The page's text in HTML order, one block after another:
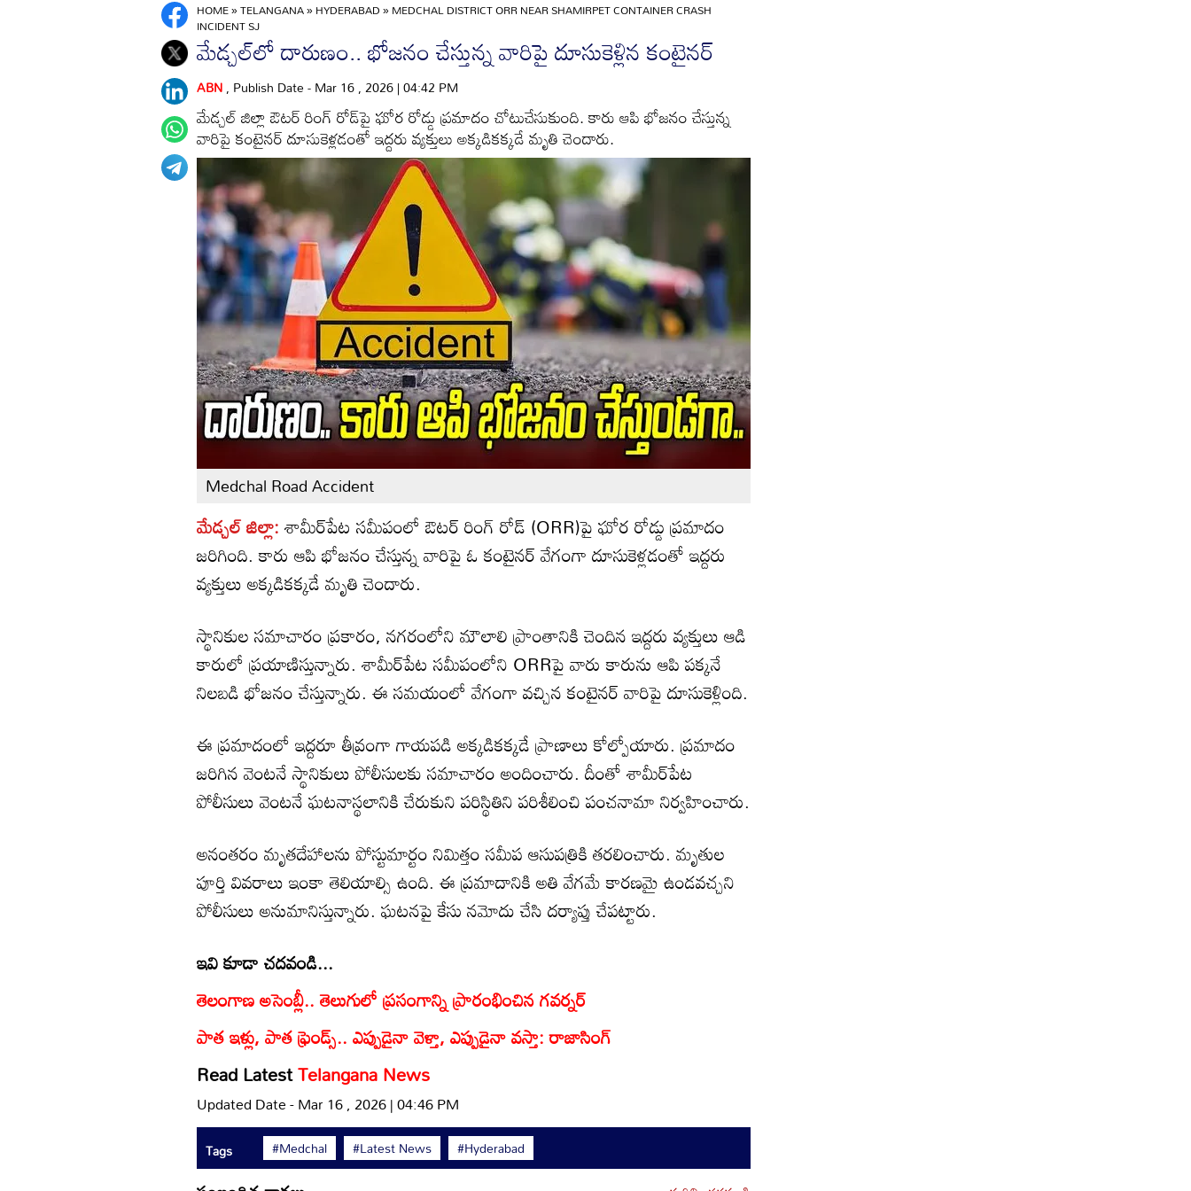
HOME»TELANGANA»HYDERABAD»MEDCHAL DISTRICT ORR NEAR SHAMIRPET CONTAINER CRASH
INCIDENT SJ
మేడ్చల్‌లో దారుణం.. భోజనం చేస్తున్న వారిపై దూసుకెళ్లిన కంటైనర్‌
ABN, Publish Date - Mar 16 , 2026 | 04:42 PM
మేడ్చల్ జిల్లా ఔటర్ రింగ్ రోడ్‌‌పై ఘోర రోడ్డు ప్రమాదం చోటుచేసుకుంది. కారు ఆపి భోజనం చేస్తున్న
వారిపై కంటైనర్ దూసుకెళ్లడంతో ఇద్దరు వ్యక్తులు అక్కడికక్కడే మృతి చెందారు.
Medchal Road Accident
మేడ్చల్ జిల్లా:శామీర్‌పేట సమీపంలో ఔటర్ రింగ్ రోడ్‌ (ORR)పై ఘోర రోడ్డు ప్రమాదం
జరిగింది. కారు ఆపి భోజనం చేస్తున్న వారిపై ఓ కంటైనర్ వేగంగా దూసుకెళ్లడంతో ఇద్దరు
వ్యక్తులు అక్కడికక్కడే మృతి చెందారు.
స్థానికుల సమాచారం ప్రకారం, నగరంలోని మౌలాలి ప్రాంతానికి చెందిన ఇద్దరు వ్యక్తులు ఆడి
కారులో ప్రయాణిస్తున్నారు. శామీర్‌పేట సమీపంలోని ORRపై వారు కారును ఆపి పక్కనే
నిలబడి భోజనం చేస్తున్నారు. ఈ సమయంలో వేగంగా వచ్చిన కంటైనర్ వారిపై దూసుకెళ్లింది.
ఈ ప్రమాదంలో ఇద్దరూ తీవ్రంగా గాయపడి అక్కడికక్కడే ప్రాణాలు కోల్పోయారు. ప్రమాదం
జరిగిన వెంటనే స్థానికులు పోలీసులకు సమాచారం అందించారు. దీంతో శామీర్‌పేట
పోలీసులు వెంటనే ఘటనాస్థలానికి చేరుకుని పరిస్థితిని పరిశీలించి పంచనామా నిర్వహించారు.
అనంతరం మృతదేహాలను పోస్టుమార్టం నిమిత్తం సమీప ఆసుపత్రికి తరలించారు. మృతుల
పూర్తి వివరాలు ఇంకా తెలియాల్సి ఉంది. ఈ ప్రమాదానికి అతి వేగమే కారణమై ఉండవచ్చని
పోలీసులు అనుమానిస్తున్నారు. ఘటనపై కేసు నమోదు చేసి దర్యాప్తు చేపట్టారు.
ఇవి కూడా చదవండి...
తెలంగాణ అసెంబ్లీ.. తెలుగులో ప్రసంగాన్ని ప్రారంభించిన గవర్నర్
పాత ఇళ్లు, పాత ఫ్రెండ్స్.. ఎప్పుడైనా వెళ్తా, ఎప్పుడైనా వస్తా: రాజాసింగ్
Read LatestTelangana News
Updated Date - Mar 16 , 2026 | 04:46 PM
Tags #Medchal #Latest News #Hyderabad